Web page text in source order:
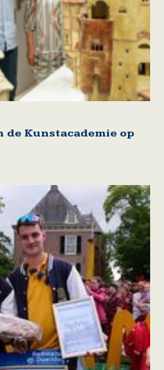
de Kunstacademie op